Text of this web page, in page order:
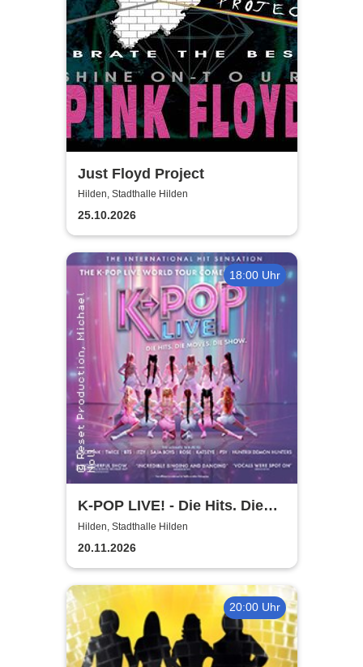
Just Floyd Project
Hilden, Stadthalle Hilden
25.10.2026
18:00 Uhr
K-POP LIVE! - Die Hits. Die
Moves. Die Show.
Hilden, Stadthalle Hilden
20.11.2026
20:00 Uhr